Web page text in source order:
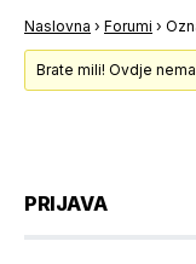
Naslovna › Forumi ›
Brate mili! Ovdje
PRIJAVA